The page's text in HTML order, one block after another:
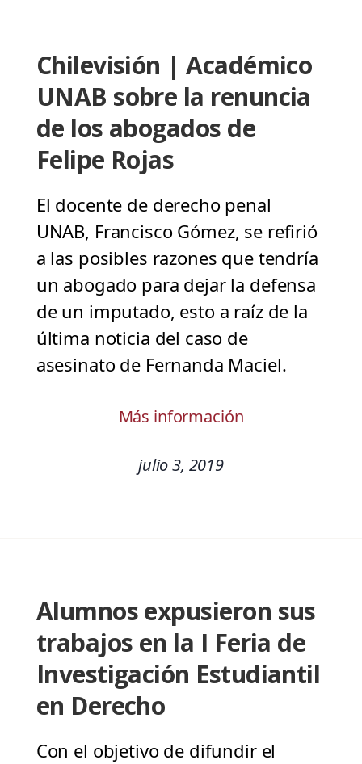
Chilevisión | Académico
UNAB sobre la renuncia
de los abogados de
Felipe Rojas
El docente de derecho penal
UNAB, Francisco Gómez, se refirió
a las posibles razones que tendría
un abogado para dejar la defensa
de un imputado, esto a raíz de la
última noticia del caso de
asesinato de Fernanda Maciel.
Más información
julio 3, 2019
Alumnos expusieron sus
trabajos en la I Feria de
Investigación Estudiantil
en Derecho
Con el objetivo de difundir el